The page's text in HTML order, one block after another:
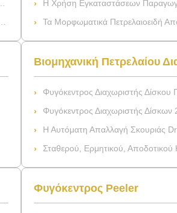
Η Χρήση Εγκαταστάσεων Παραγωγής Ενέργειας Υποβάλλει Το
Τα Μορφωματικά Πετρελαιοειδή Απόβλητα Σχεδίου
Βιομηχανική Πετρελαίου
Φυγόκεντρος Διαχωριστής Δίσκου Για
Φυγόκεντρος Διαχωριστής Δίσκων 2000L/H 15Kw
Η Αυτόματη Απαλλαγή Σκουριάς Drive Ζωνών Διαχωριστών
Σταθερού, Ερμητικού, Αποδοτικού Και Πλήρως
Φυγόκεντρος Peeler